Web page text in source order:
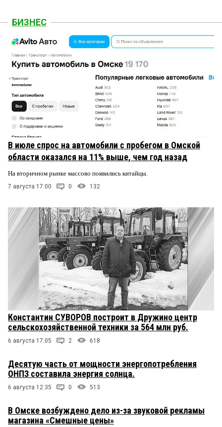
БИЗНЕС
В июле спрос на автомобили с пробегом в Омской
области оказался на 11% выше, чем год назад
На вторичном рынке массово появились китайцы.
7 августа 17:00 0 132
Константин СУВОРОВ построит в Дружино центр
сельскохозяйственной техники за 564 млн руб.
6 августа 17:05 2 618
Десятую часть от мощности энергопотребления
ОНПЗ составила энергия солнца.
6 августа 12:35 0 513
В Омске возбуждено дело из-за звуковой рекламы
магазина «Смешные цены»